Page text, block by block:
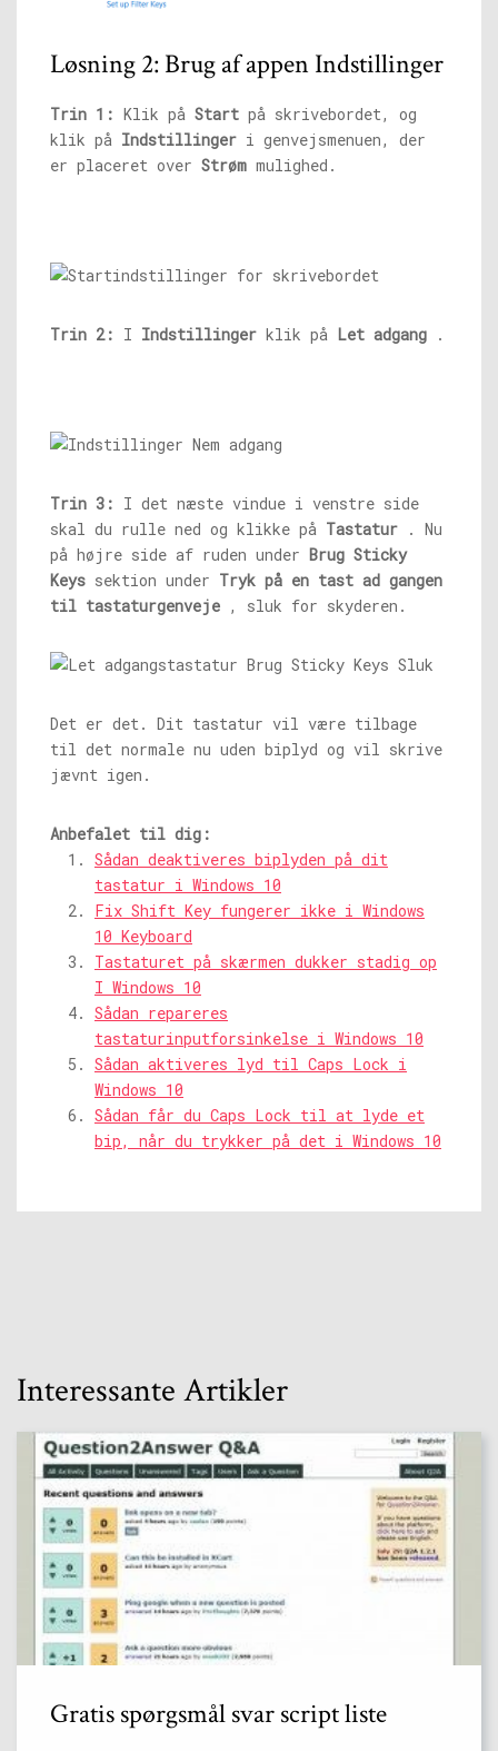
Løsning 2: Brug af appen Indstillinger
Trin 1: Klik på Start på skrivebordet, og
klik på Indstillinger i genvejsmenuen, der
er placeret over Strøm mulighed.
Trin 2: I Indstillinger klik på Let adgang .
Trin 3: I det næste vindue i venstre side
skal du rulle ned og klikke på Tastatur . Nu
på højre side af ruden under Brug Sticky
Keys sektion under Tryk på en tast ad gangen
til tastaturgenveje , sluk for skyderen.
Det er det. Dit tastatur vil være tilbage
til det normale nu uden biplyd og vil skrive
jævnt igen.
Anbefalet til dig:
Sådan deaktiveres biplyden på dit
tastatur i Windows 10
Fix Shift Key fungerer ikke i Windows
10 Keyboard
Tastaturet på skærmen dukker stadig op
I Windows 10
Sådan repareres
tastaturinputforsinkelse i Windows 10
Sådan aktiveres lyd til Caps Lock i
Windows 10
Sådan får du Caps Lock til at lyde et
bip, når du trykker på det i Windows 10
Interessante Artikler
Gratis spørgsmål svar script liste